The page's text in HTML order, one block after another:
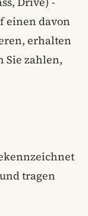
einen davon
erhalten
Sie zahlen,
tragen